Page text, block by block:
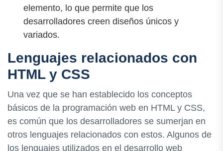
elemento, lo que permite que los
desarrolladores creen diseños únicos y
variados.
Lenguajes relacionados con
HTML y CSS
Una vez que se han establecido los conceptos
básicos de la programación web en HTML y CSS,
es común que los desarrolladores se sumerjan en
otros lenguajes relacionados con estos. Algunos de
los lenguajes utilizados en el desarrollo web